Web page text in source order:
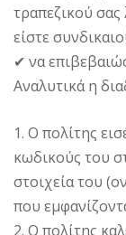
τραπεζικού
είστε
✔ να
Αναλυτικά η
1. Ο πολίτης
κωδικούς του
στοιχεία του
που
2. Ο πολίτης